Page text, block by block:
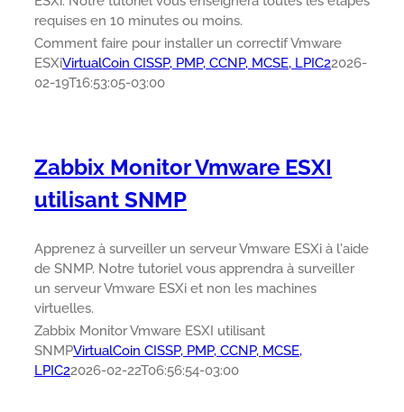
requises en 10 minutes ou moins.
Comment faire pour installer un correctif Vmware
ESXiVirtualCoin CISSP, PMP, CCNP, MCSE, LPIC22026-
02-19T16:53:05-03:00
Zabbix Monitor Vmware ESXI
utilisant SNMP
Apprenez à surveiller un serveur Vmware ESXi à l'aide
de SNMP. Notre tutoriel vous apprendra à surveiller
un serveur Vmware ESXi et non les machines
virtuelles.
Zabbix Monitor Vmware ESXI utilisant
SNMPVirtualCoin CISSP, PMP, CCNP, MCSE,
LPIC22026-02-22T06:56:54-03:00